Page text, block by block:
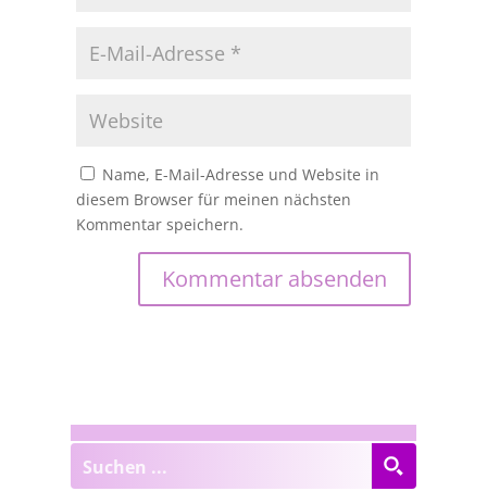
Name, E-Mail-Adresse und Website in
diesem Browser für meinen nächsten
Kommentar speichern.